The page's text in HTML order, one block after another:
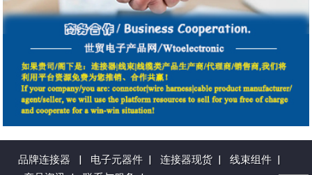
品牌连接器 | 电子元器件 | 连接器现货 | 线束组件 |